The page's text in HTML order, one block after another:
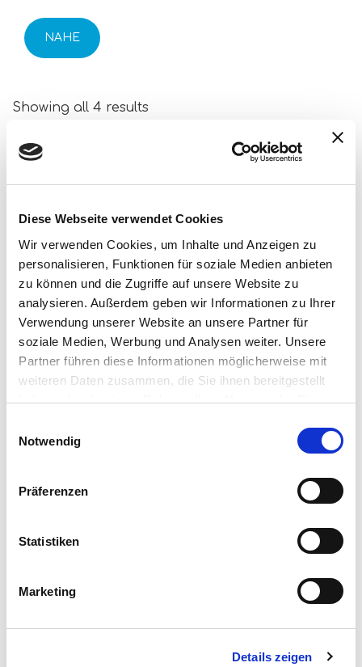
Diese Webseite verwendet Cookies
Wir verwenden Cookies, um Inhalte und Anzeigen zu
personalisieren, Funktionen für soziale Medien anbieten
zu können und die Zugriffe auf unsere Website zu
analysieren. Außerdem geben wir Informationen zu Ihrer
Verwendung unserer Website an unsere Partner für
soziale Medien, Werbung und Analysen weiter. Unsere
Partner führen diese Informationen möglicherweise mit
weiteren Daten zusammen, die Sie ihnen bereitgestellt
haben oder die sie im Rahmen Ihrer Nutzung der Dienste
Notwendig
Präferenzen
Statistiken
Marketing
Details zeigen
NAHE
Showing all 4 results
Montessori Baby Touch My Baby
Read more